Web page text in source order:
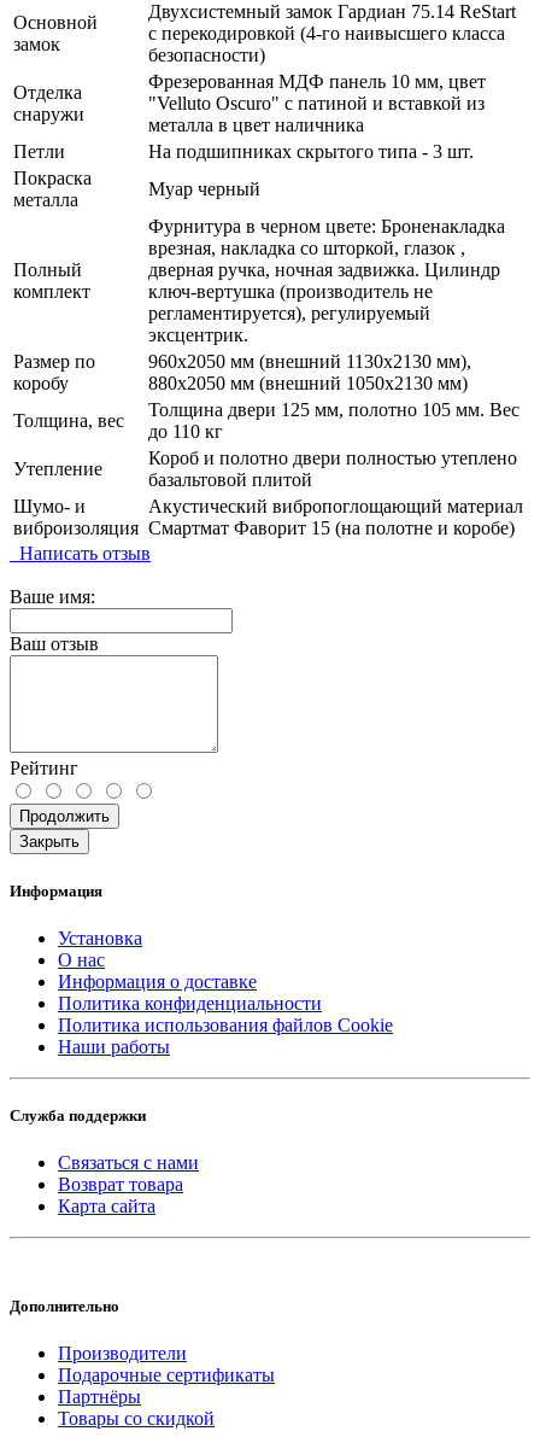
Основной
замок
Двухсистемный замок Гардиан 75.14 ReStart
с перекодировкой (4-го наивысшего класса
безопасности)
Отделка
снаружи
Фрезерованная МДФ панель 10 мм, цвет
"Velluto Oscuro" с патиной и вставкой из
металла в цвет наличника
Петли
На подшипниках скрытого типа - 3 шт.
Покраска
металла
Муар черный
Полный
комплект
Фурнитура в черном цвете: Броненакладка
врезная, накладка со шторкой, глазок ,
дверная ручка, ночная задвижка. Цилиндр
ключ-вертушка (производитель не
регламентируется), регулируемый
эксцентрик.
Размер по
коробу
960х2050 мм (внешний 1130х2130 мм),
880х2050 мм (внешний 1050х2130 мм)
Толщина, вес
Толщина двери 125 мм, полотно 105 мм. Вес
до 110 кг
Утепление
Короб и полотно двери полностью утеплено
базальтовой плитой
Шумо- и
виброизоляция
Акустический вибропоглощающий материал
Смартмат Фаворит 15 (на полотне и коробе)
Написать отзыв
Ваше имя:
Ваш отзыв
Рейтинг
Продолжить
Закрыть
Информация
Установка
О нас
Информация о доставке
Политика конфиденциальности
Политика использования файлов Cookie
Наши работы
Служба поддержки
Связаться с нами
Возврат товара
Карта сайта
Дополнительно
Производители
Подарочные сертификаты
Партнёры
Товары со скидкой